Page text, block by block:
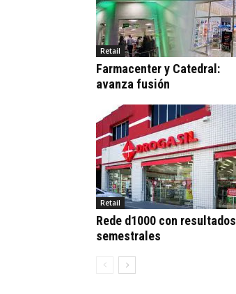
Retail
Farmacenter y Catedral:
avanza fusión
Retail
Rede d1000 con resultados
semestrales